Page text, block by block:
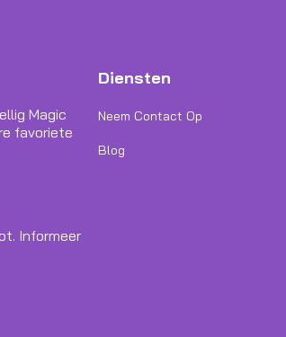
Magic
favoriete
Informeer
Diensten
Neem Contact Op
Blog